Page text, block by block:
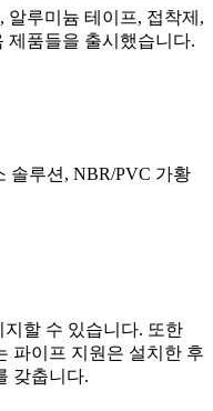
알루미늄 테이프, 접착제,
제품들을 출시했습니다.
솔루션, NBR/PVC 가황
할 수 있습니다. 또한
파이프 지원은 설치한 후
갖춥니다.